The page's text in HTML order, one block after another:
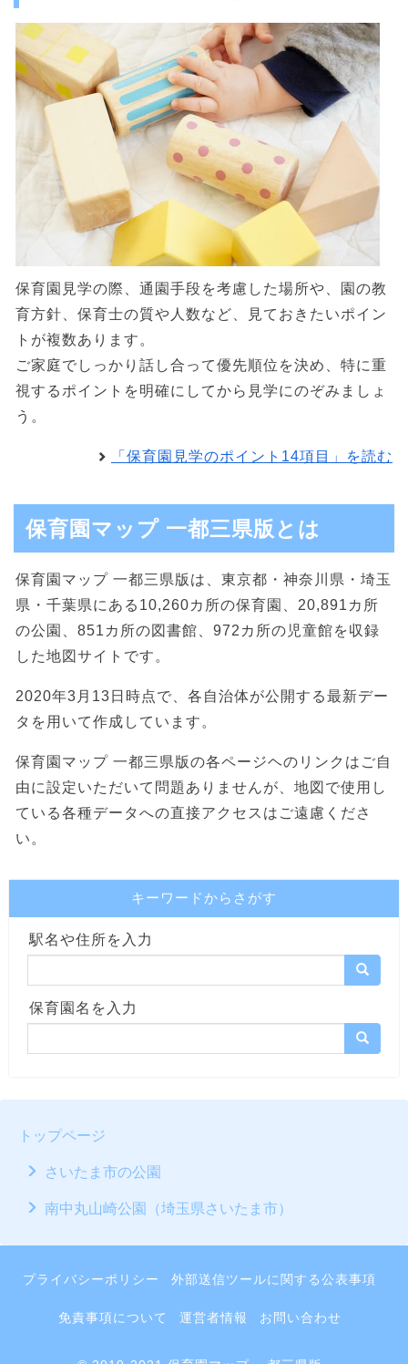
保育園見学の際、通園手段を考慮した場所や、園の教
育方針、保育士の質や人数など、見ておきたいポイン
トが複数あります。
ご家庭でしっかり話し合って優先順位を決め、特に重
視するポイントを明確にしてから見学にのぞみましょ
う。
「保育園見学のポイント14項目」を読む
保育園マップ 一都三県版とは
保育園マップ 一都三県版は、東京都・神奈川県・埼玉
県・千葉県にある10,260カ所の保育園、20,891カ所
の公園、851カ所の図書館、972カ所の児童館を収録
した地図サイトです。
2020年3月13日時点で、各自治体が公開する最新デー
タを用いて作成しています。
保育園マップ 一都三県版の各ページヘのリンクはご自
由に設定いただいて問題ありませんが、地図で使用し
ている各種データへの直接アクセスはご遠慮くださ
い。
キーワードからさがす
駅名や住所を入力
保育園名を入力
トップページ
さいたま市の公園
南中丸山崎公園（埼玉県さいたま市）
プライバシーポリシー 外部送信ツールに関する公表事項
免責事項について 運営者情報 お問い合わせ